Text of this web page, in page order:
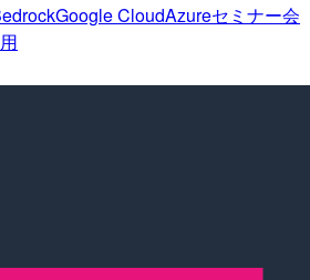
Google CloudAzureセミナー会